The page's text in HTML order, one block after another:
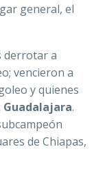
general, el
derrotar a
vencieron a
y quienes
Guadalajara.
de Chiapas,